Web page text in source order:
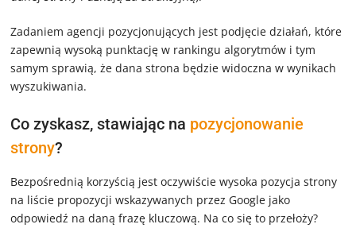
Zadaniem agencji pozycjonujących jest podjęcie działań, które
zapewnią wysoką punktację w rankingu algorytmów i tym
samym sprawią, że dana strona będzie widoczna w wynikach
wyszukiwania.
Co zyskasz, stawiając na pozycjonowanie
strony?
Bezpośrednią korzyścią jest oczywiście wysoka pozycja strony
na liście propozycji wskazywanych przez Google jako
odpowiedź na daną frazę kluczową. Na co się to przełoży?